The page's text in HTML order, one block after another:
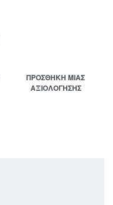
ΠΡΟΣΘΉΚΗ ΜΊΑΣ
ΑΞΙΟΛΌΓΗΣΗΣ